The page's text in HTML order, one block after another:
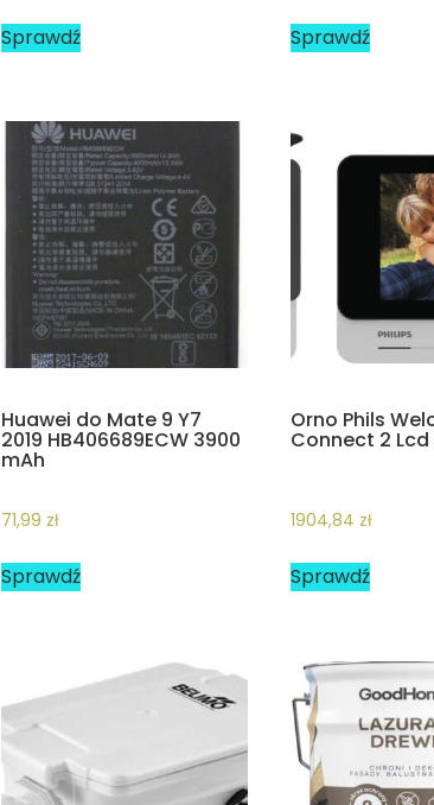
Sprawdź Sprawdź
Huawei do Mate 9 Y7
2019 HB406689ECW 3900
mAh
71,99 zł
Sprawdź
Orno Phils
Connect 2 Lcd
1904,84 zł
Sprawdź